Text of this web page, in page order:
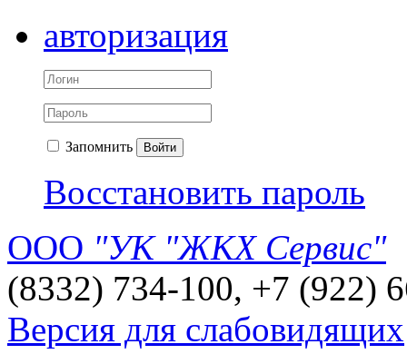
авторизация
Запомнить Войти
Восстановить пароль
ООО "УК "ЖКХ Сервис"
(8332) 734-100, +7 (922)
Версия для слабовидящих